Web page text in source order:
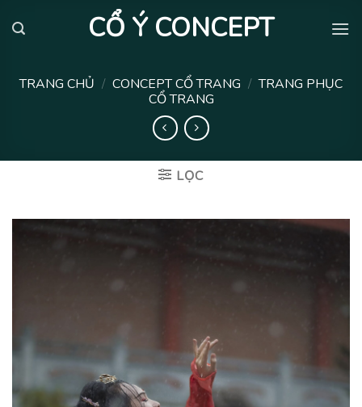
CỔ Ý CONCEPT
TRANG CHỦ / CONCEPT CỔ TRANG / TRANG PHỤC
CỔ TRANG
LỌC